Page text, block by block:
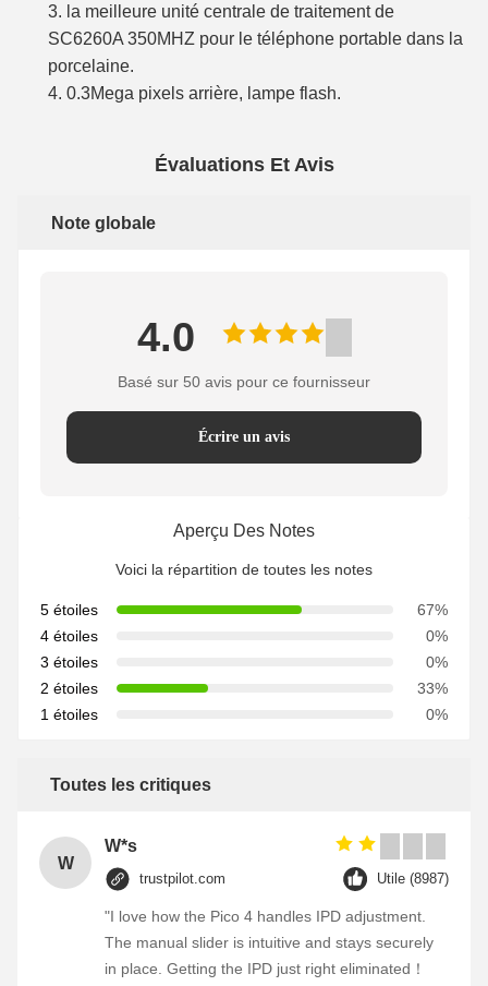
3. la meilleure unité centrale de traitement de
SC6260A 350MHZ pour le téléphone portable dans la
porcelaine.
4. 0.3Mega pixels arrière, lampe flash.
Évaluations Et Avis
Note globale
4.0
Basé sur 50 avis pour ce fournisseur
Écrire un avis
Aperçu Des Notes
Voici la répartition de toutes les notes
5 étoiles
67%
4 étoiles
0%
3 étoiles
0%
2 étoiles
33%
1 étoiles
0%
Toutes les critiques
W
W*s
trustpilot.com Utile (8987)
"I love how the Pico 4 handles IPD adjustment.
The manual slider is intuitive and stays securely
in place. Getting the IPD just right eliminated！